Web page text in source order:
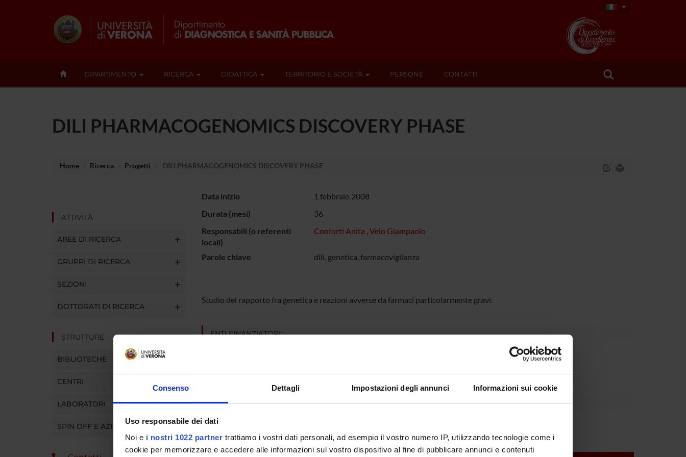
Consenso Dettagli Impostazioni degli annunci Informazioni sui cookie
Uso responsabile dei dati
Noi e i nostri 1022 partner trattiamo i vostri dati personali, ad esempio il vostro numero IP, utilizzando tecnologie come i
cookie per memorizzare e accedere alle informazioni sul vostro dispositivo al fine di pubblicare annunci e contenuti
DIPARTIMENTO RICERCA DIDATTICA TERRITORIO E SOCIETÀ PERSONE CONTATTI
DILI PHARMACOGENOMICS DISCOVERY PHASE
Home Ricerca Progetti DILI PHARMACOGENOMICS DISCOVERY PHASE
ATTIVITÀ
AREE DI RICERCA
GRUPPI DI RICERCA
SEZIONI
DOTTORATI DI RICERCA
STRUTTURE
BIBLIOTECHE
CENTRI
LABORATORI
SPIN OFF E AZIENDE
Data inizio
1 febbraio 2008
Durata (mesi)
36
Responsabili (o referenti
locali)
Conforti Anita , Velo Giampaolo
Parole chiave dili, genetica, farmacovigilanza
Studio del rapporto fra genetica e reazioni avverse da farmaci particolarmente gravi.
ENTI FINANZIATORI:
PARTECIPANTI AL PROGETTO
Anita Conforti